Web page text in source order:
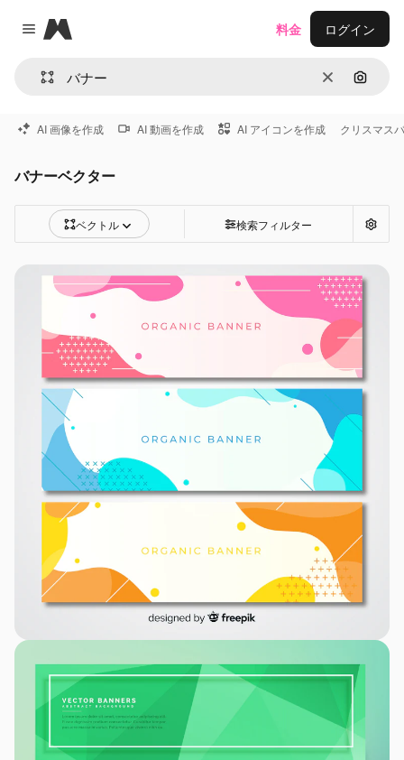
Close menu
Magnific
消去 画像で
料金 ログイン
AI 画像を作成 AI 動画を作成 AI アイコンを作成 クリスマス
バナーベクター
ベクトル 検索フィルター